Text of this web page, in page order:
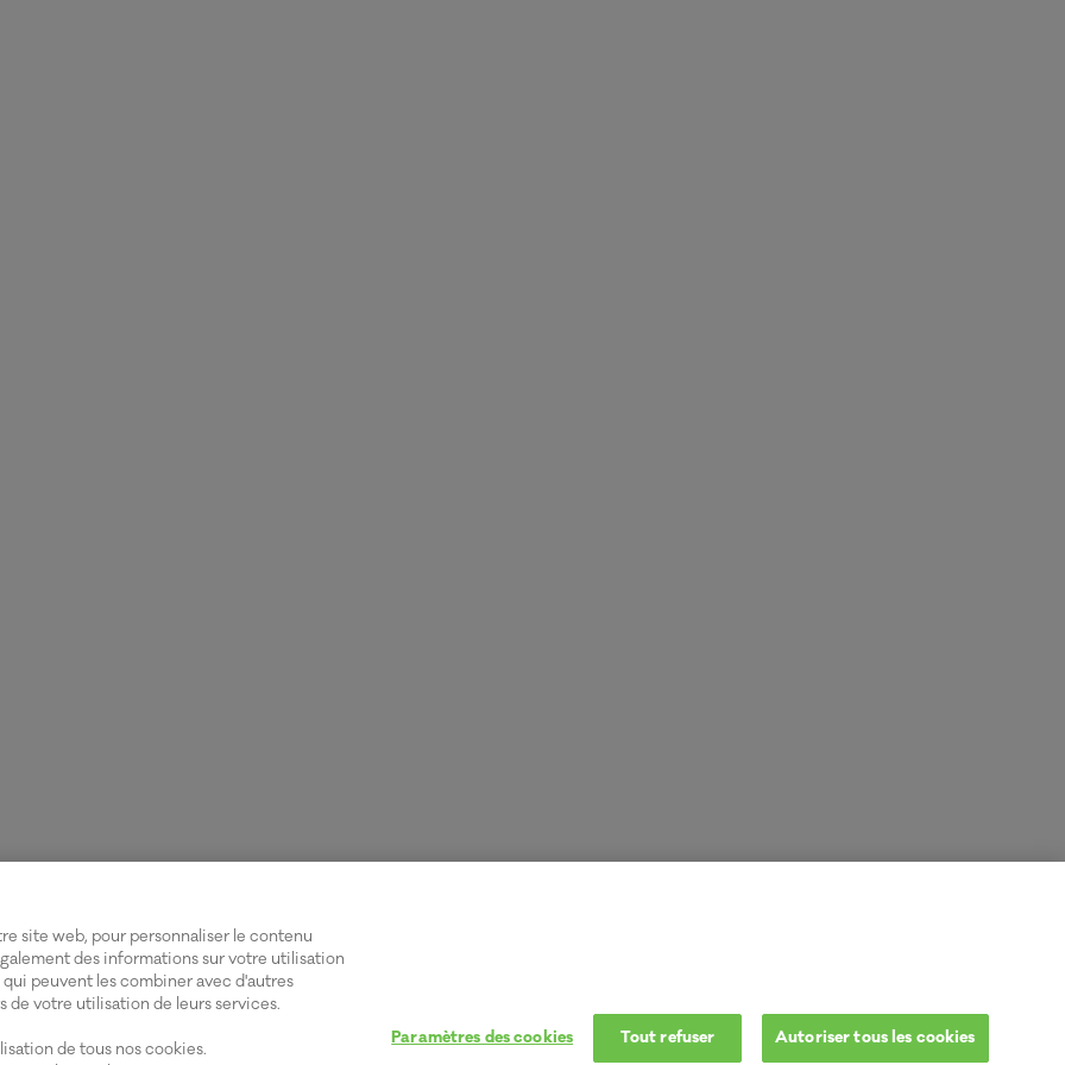
site web, pour personnaliser le contenu
des informations sur votre utilisation
peuvent les combiner avec d'autres
de votre utilisation de leurs services.
de tous nos cookies.
Paramètres des cookies Tout refuser Autoriser tous les cookies